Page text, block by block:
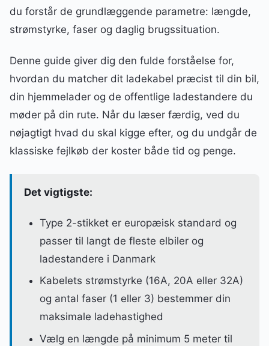
du forstår de grundlæggende parametre: længde,
strømstyrke, faser og daglig brugssituation.
Denne guide giver dig den fulde forståelse for,
hvordan du matcher dit ladekabel præcist til din bil,
din hjemmelader og de offentlige ladestandere du
møder på din rute. Når du læser færdig, ved du
nøjagtigt hvad du skal kigge efter, og du undgår de
klassiske fejlkøb der koster både tid og penge.
Det vigtigste:
Type 2-stikket er europæisk standard og
passer til langt de fleste elbiler og
ladestandere i Danmark
Kabelets strømstyrke (16A, 20A eller 32A)
og antal faser (1 eller 3) bestemmer din
maksimale ladehastighed
Vælg en længde på minimum 5 meter til